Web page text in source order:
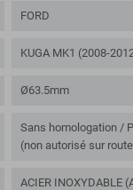
FORD
KUGA MK1 (2008-
Ø63.5mm
Sans homologation /
(non autorisé sur
ACIER INOXYDABLE